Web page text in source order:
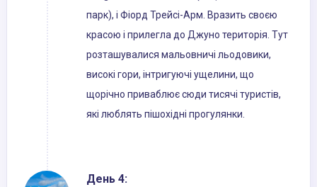
парк), і Фіорд Трейсі-Арм. Вразить своєю
красою і прилегла до Джуно територія. Тут
розташувалися мальовничі льодовики,
високі гори, інтригуючі ущелини, що
щорічно приваблює сюди тисячі туристів,
які люблять пішохідні прогулянки.
День 4: